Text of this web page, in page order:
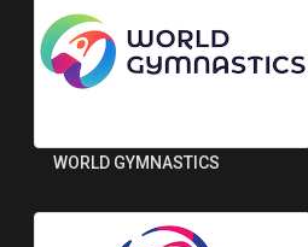
WORLD GYMNASTICS